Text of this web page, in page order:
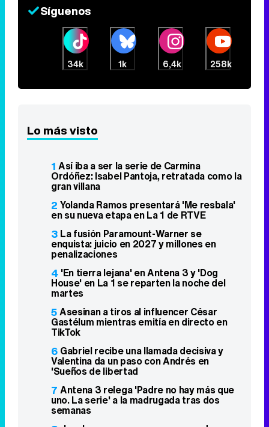
Síguenos
34k 1k 6,4k 258k
Lo más visto
1 Así iba a ser la serie de Carmina
Ordóñez: Isabel Pantoja, retratada como la
gran villana
2 Yolanda Ramos presentará 'Me resbala'
en su nueva etapa en La 1 de RTVE
3 La fusión Paramount-Warner se
enquista: juicio en 2027 y millones en
penalizaciones
4 'En tierra lejana' en Antena 3 y 'Dog
House' en La 1 se reparten la noche del
martes
5Asesinan a tiros al influencer César
Gastélum mientras emitía en directo en
TikTok
6 Gabriel recibe una llamada decisiva y
Valentina da un paso con Andrés en
'Sueños de libertad
7 Antena 3 relega 'Padre no hay más que
uno. La serie' a la madrugada tras dos
semanas